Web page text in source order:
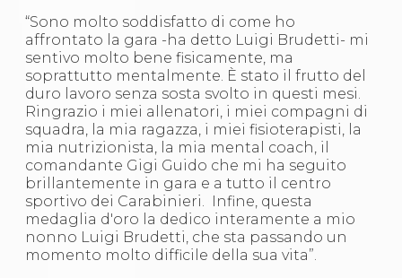
Corsi di Specializzazione
Corsi FIJLKAM-FISDIR
Corsi Preparatore Fisico
Edutraining class - Didattica infantile
Corso dirigenti sportivi
Corso Direttore di Gara
Abilitazioni
Sportello Fiscale
News
Modulistica
FAQ
Quesiti fiscali
Sostenibilità
Documenti
“Sono molto soddisfatto di come ho
affrontato la gara -ha detto Luigi Brudetti- mi
sentivo molto bene fisicamente, ma
soprattutto mentalmente. È stato il frutto del
duro lavoro senza sosta svolto in questi mesi.
Ringrazio i miei allenatori, i miei compagni di
squadra, la mia ragazza, i miei fisioterapisti, la
mia nutrizionista, la mia mental coach, il
comandante Gigi Guido che mi ha seguito
brillantemente in gara e a tutto il centro
sportivo dei Carabinieri. Infine, questa
medaglia d'oro la dedico interamente a mio
nonno Luigi Brudetti, che sta passando un
momento molto difficile della sua vita”.